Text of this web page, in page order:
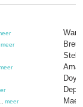
meer
meer